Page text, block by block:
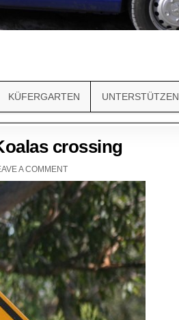
KÜFERGARTEN UNTERSTÜTZEN
crossing
A COMMENT